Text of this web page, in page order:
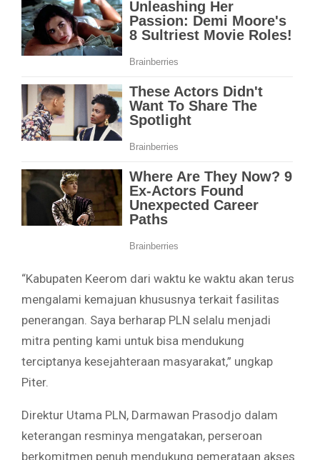
“Kabupaten Keerom dari waktu ke waktu akan terus
mengalami kemajuan khususnya terkait fasilitas
penerangan. Saya berharap PLN selalu menjadi
mitra penting kami untuk bisa mendukung
terciptanya kesejahteraan masyarakat,” ungkap
Piter.
Direktur Utama PLN, Darmawan Prasodjo dalam
keterangan resminya mengatakan, perseroan
berkomitmen penuh mendukung pemerataan akses